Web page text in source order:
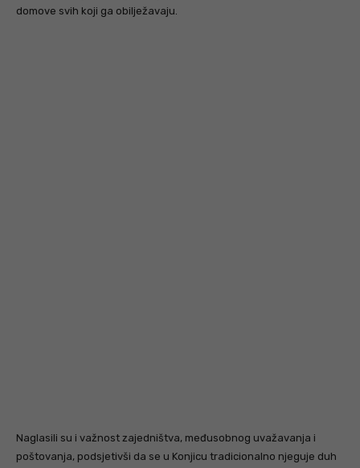
domove svih koji ga obilježavaju.
Naglasili su i važnost zajedništva, međusobnog uvažavanja i
poštovanja, podsjetivši da se u Konjicu tradicionalno njeguje duh